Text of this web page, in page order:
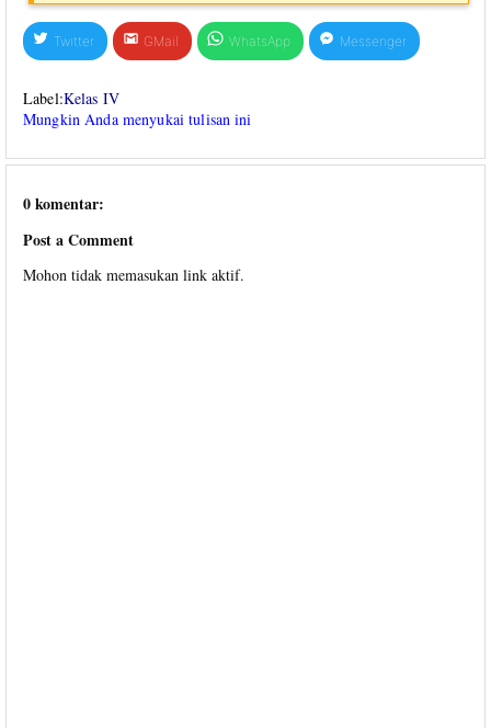
Twitter GMail WhatsApp Messenger
Label:Kelas IV
Mungkin Anda menyukai tulisan ini
0 komentar:
Post a Comment
Mohon tidak memasukan link aktif.